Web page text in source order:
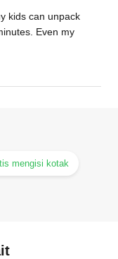
kids can unpack
Even my
mengisi kotak